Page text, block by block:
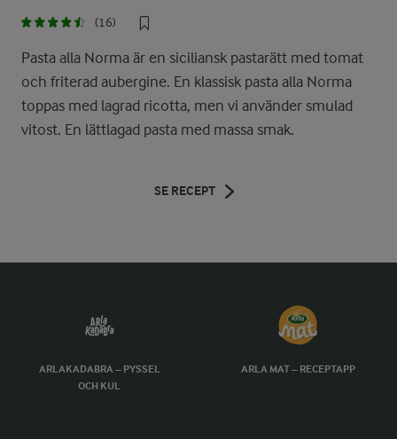
(16)
Pasta alla Norma är en siciliansk pastarätt med tomat
och friterad aubergine. En klassisk pasta alla Norma
toppas med lagrad ricotta, men vi använder smulad
vitost. En lättlagad pasta med massa smak.
SE RECEPT
ARLAKADABRA – PYSSEL
OCH KUL
ARLA MAT – RECEPTAPP